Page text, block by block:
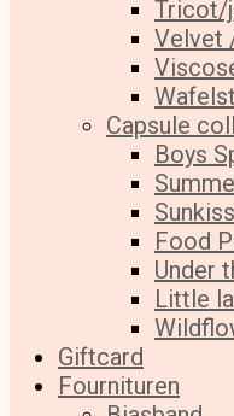
Tricot/
Velvet
Capsule
Boys
Food
Under
Little
Giftcard
Fournituren